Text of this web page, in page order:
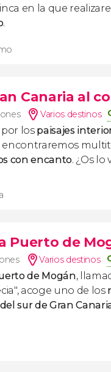
en la que
.
Canaria al
Varios destinos
por los paisajes
encontraremos
con encanto. ¿Os lo
Puerto de
Varios destinos
de Mogán,
acoge uno de los
sur de Gran